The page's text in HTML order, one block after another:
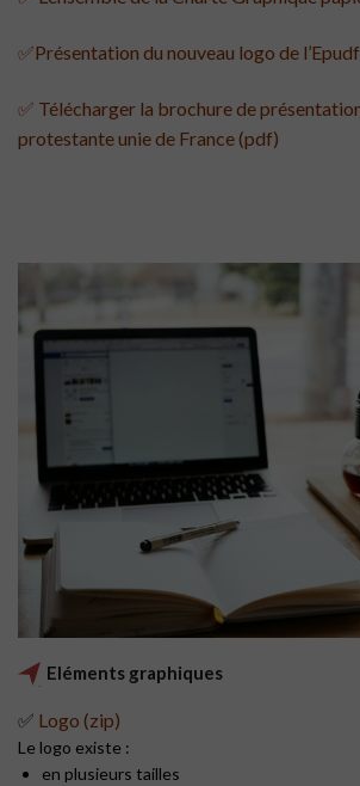
✅Présentation du nouveau logo de
✅ Télécharger la brochure de
protestante unie de France (pdf)
Eléments graphiques
✅ Logo (zip)
Le logo existe :
en plusieurs tailles